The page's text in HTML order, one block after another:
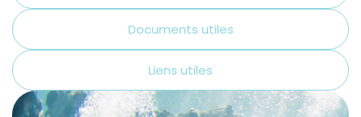
Documents utiles
Liens utiles